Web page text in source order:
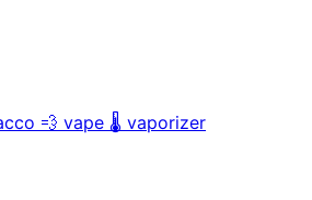
💨 vape 🌡️ vaporizer